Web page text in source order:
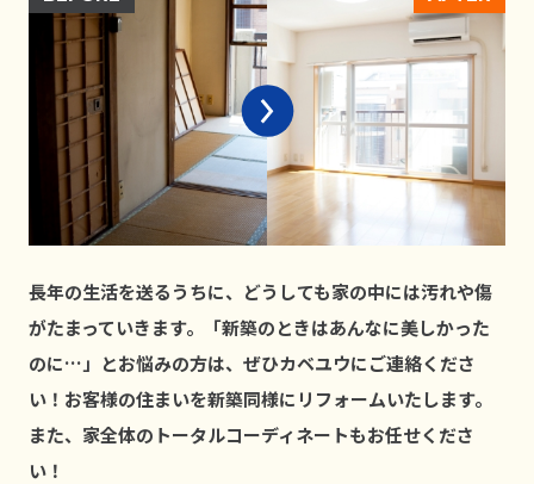
⻑年の⽣活を送るうちに、どうしても家の中には汚れや傷
がたまっていきます。「新築のときはあんなに美しかった
のに…」とお悩みの⽅は、ぜひカベユウにご連絡くださ
い！お客様の住まいを新築同様にリフォームいたします。
また、家全体のトータルコーディネートもお任せくださ
い！